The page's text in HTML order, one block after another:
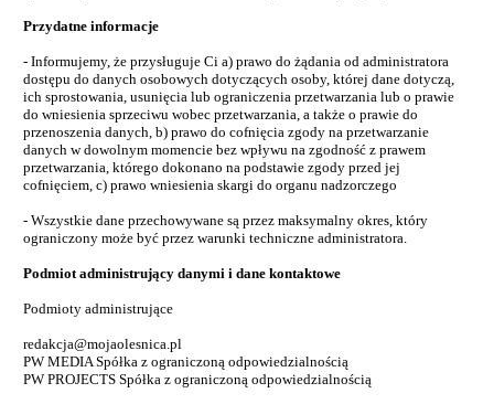
Przydatne informacje
- Informujemy, że przysługuje Ci a) prawo do żądania od administratora
dostępu do danych osobowych dotyczących osoby, której dane dotyczą,
ich sprostowania, usunięcia lub ograniczenia przetwarzania lub o prawie
do wniesienia sprzeciwu wobec przetwarzania, a także o prawie do
przenoszenia danych, b) prawo do cofnięcia zgody na przetwarzanie
danych w dowolnym momencie bez wpływu na zgodność z prawem
przetwarzania, którego dokonano na podstawie zgody przed jej
cofnięciem, c) prawo wniesienia skargi do organu nadzorczego
- Wszystkie dane przechowywane są przez maksymalny okres, który
ograniczony może być przez warunki techniczne administratora.
Podmiot administrujący danymi i dane kontaktowe
Podmioty administrujące
redakcja@mojaolesnica.pl
PW MEDIA Spółka z ograniczoną odpowiedzialnością
PW PROJECTS Spółka z ograniczoną odpowiedzialnością